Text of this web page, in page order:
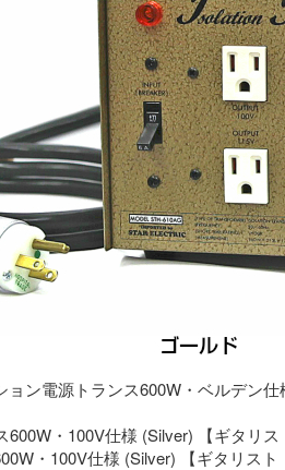
ョン電源トランス600W・ベルデン仕
・100V仕様 (Silver) 【ギタリス